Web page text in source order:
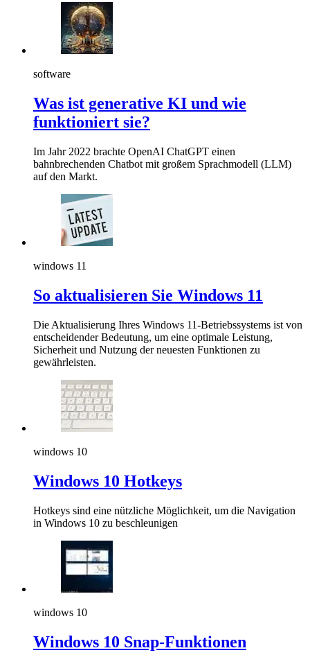
software
Was ist generative KI und wie
funktioniert sie?
Im Jahr 2022 brachte OpenAI ChatGPT einen
bahnbrechenden Chatbot mit großem Sprachmodell (LLM)
auf den Markt.
windows 11
So aktualisieren Sie Windows 11
Die Aktualisierung Ihres Windows 11-Betriebssystems ist von
entscheidender Bedeutung, um eine optimale Leistung,
Sicherheit und Nutzung der neuesten Funktionen zu
gewährleisten.
windows 10
Windows 10 Hotkeys
Hotkeys sind eine nützliche Möglichkeit, um die Navigation
in Windows 10 zu beschleunigen
windows 10
Windows 10 Snap-Funktionen